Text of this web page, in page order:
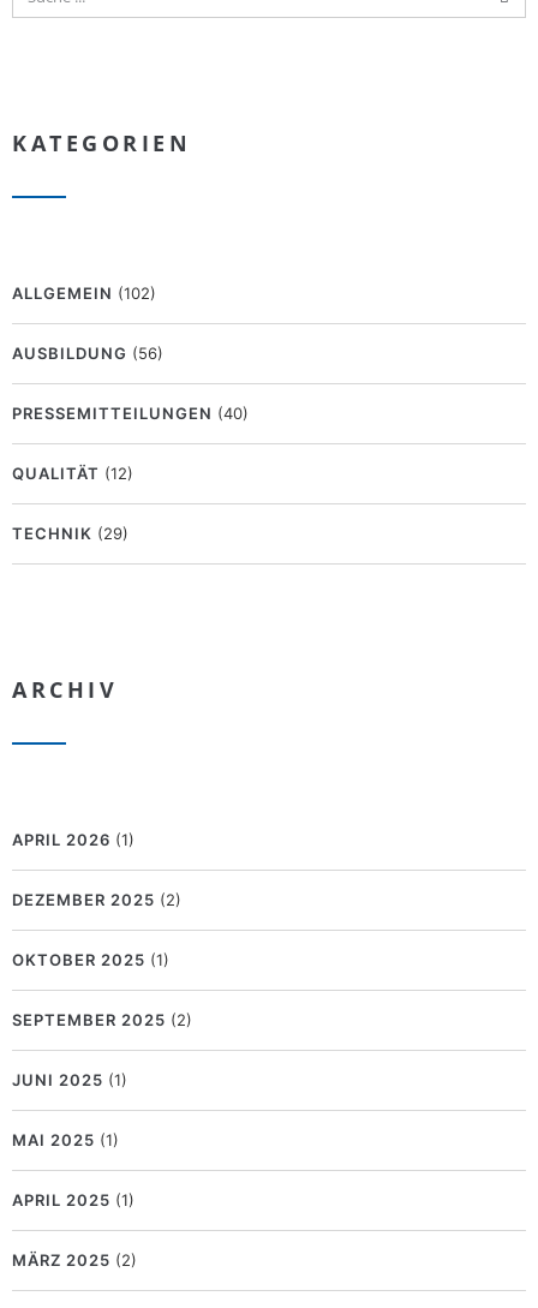
KATEGORIEN
ALLGEMEIN (102)
AUSBILDUNG (56)
PRESSEMITTEILUNGEN (40)
QUALITÄT (12)
TECHNIK (29)
ARCHIV
APRIL 2026 (1)
DEZEMBER 2025 (2)
OKTOBER 2025 (1)
SEPTEMBER 2025 (2)
JUNI 2025 (1)
MAI 2025 (1)
APRIL 2025 (1)
MÄRZ 2025 (2)